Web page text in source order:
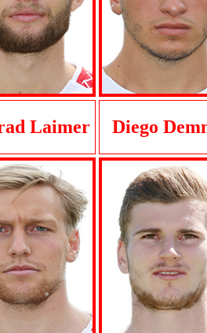
Laimer Diego